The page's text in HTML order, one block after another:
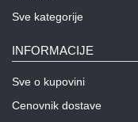
Sve kategorije
INFORMACIJE
Sve o kupovini
Cenovnik dostave